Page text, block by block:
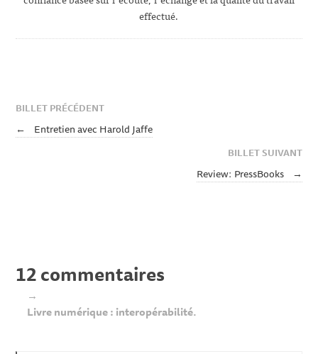
effectué.
BILLET PRÉCÉDENT
← Entretien avec Harold Jaffe
BILLET SUIVANT
Review: PressBooks →
12 commentaires
→
Livre numérique : interopérabilité.